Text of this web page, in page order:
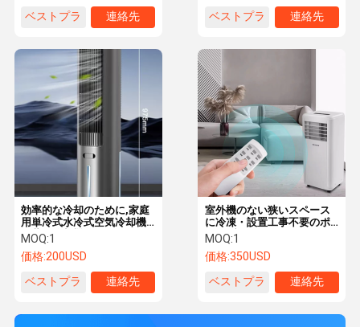
ベストプラ
連絡先
ベストプラ
連絡先
効率的な冷却のために,家庭
用単冷式水冷式空気冷却機
と蒸発冷却機
MOQ:1
価格:200USD
ベストプラ
連絡先
室外機のない狭いスペース
に冷凍・設置工事不要のポ
ータブルエアコン
MOQ:1
価格:350USD
ベストプラ
連絡先